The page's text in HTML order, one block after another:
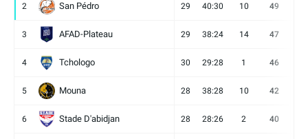
2 San Pédro 29 40:30 10 49
3 AFAD-Plateau 29 38:24 14 47
4 Tchologo 30 29:28 1 46
5 Mouna 28 38:28 10 42
6 Stade D'abidjan 28 28:26 2 40